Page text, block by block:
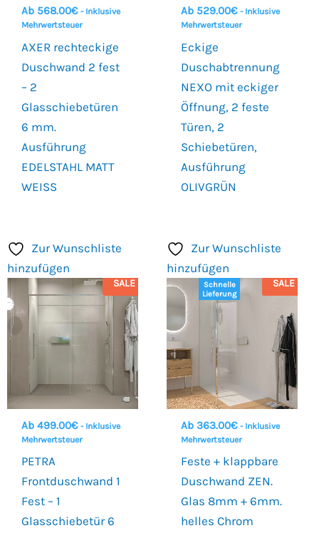
Ab 568.00€ - Inklusive
Mehrwertsteuer
AXER rechteckige
Duschwand 2 fest
– 2
Glasschiebetüren
6 mm.
Ausführung
EDELSTAHL MATT
WEISS
Ab 529.00€ - Inklusive
Mehrwertsteuer
Eckige
Duschabtrennung
NEXO mit eckiger
Öffnung, 2 feste
Türen, 2
Schiebetüren,
Ausführung
OLIVGRÜN
Zur Wunschliste
hinzufügen
SALE
Ab 499.00€ - Inklusive
Mehrwertsteuer
PETRA
Frontduschwand 1
Fest – 1
Glasschiebetür 6
Zur Wunschliste
hinzufügen
Schnelle
Lieferung
SALE
Ab 363.00€ - Inklusive
Mehrwertsteuer
Feste + klappbare
Duschwand ZEN.
Glas 8mm + 6mm.
helles Chrom